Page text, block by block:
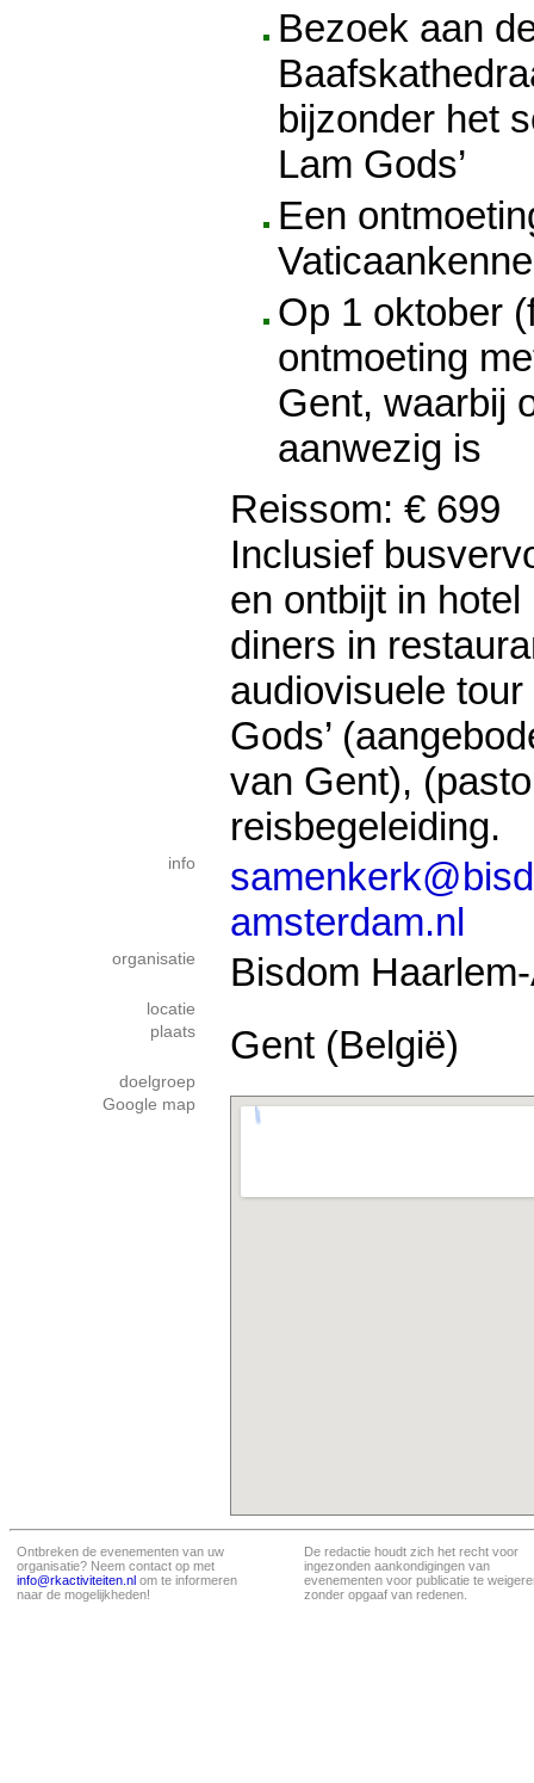
Bezoek aan
bijzonder het
Lam Gods’
Een
Op 1 oktober
ontmoeting
Gent, waarbij
aanwezig is
Reissom: € 699
Inclusief
en ontbijt in
diners in
audiovisuele tour
Gods’
van Gent),
reisbegeleiding.
info
amsterdam.nl
organisatie Bisdom
locatie
plaats
Gent (België)
doelgroep
Google map
Ontbreken de evenementen van uw
organisatie? Neem contact op met
info@rkactiviteiten.nl om te informeren
naar de mogelijkheden!
De redactie houdt zich het recht voor
ingezonden aankondigingen van
evenementen voor publicatie te
zonder opgaaf van redenen.